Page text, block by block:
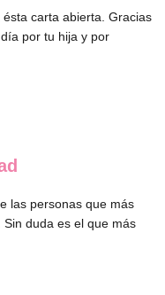
carta abierta. Gracias
por tu hija y por
las personas que más
duda es el que más